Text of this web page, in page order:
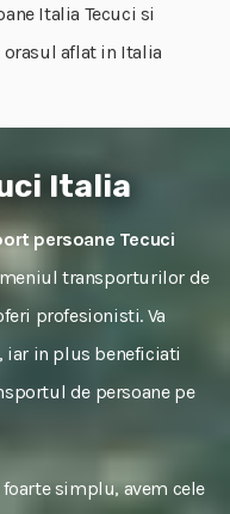
Italia Tecuci si
aflat in Italia
Italia
persoane Tecuci
transporturilor de
profesionisti. Va
in plus beneficiati
de persoane pe
foarte simplu, avem cele